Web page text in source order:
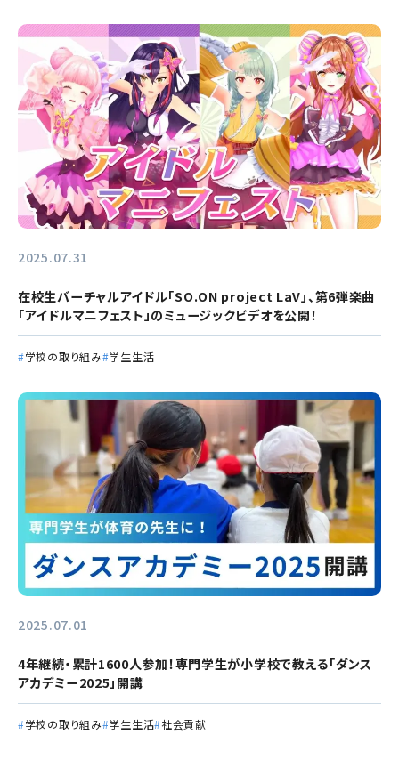
2025.07.31
在校生バーチャルアイドル「SO.ON project LaV」、第6弾楽曲
「アイドルマニフェスト」のミュージックビデオを公開！
学校の取り組み 学生生活
2025.07.01
4年継続・累計1600人参加！専門学生が小学校で教える「ダンス
アカデミー2025」開講
学校の取り組み 学生生活 社会貢献